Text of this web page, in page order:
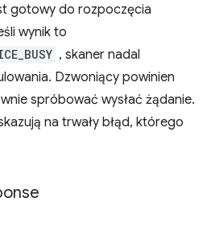
gotowy do rozpoczęcia
wynik to
, skaner nadal
Dzwoniący powinien
spróbować wysłać żądanie.
na trwały błąd, którego